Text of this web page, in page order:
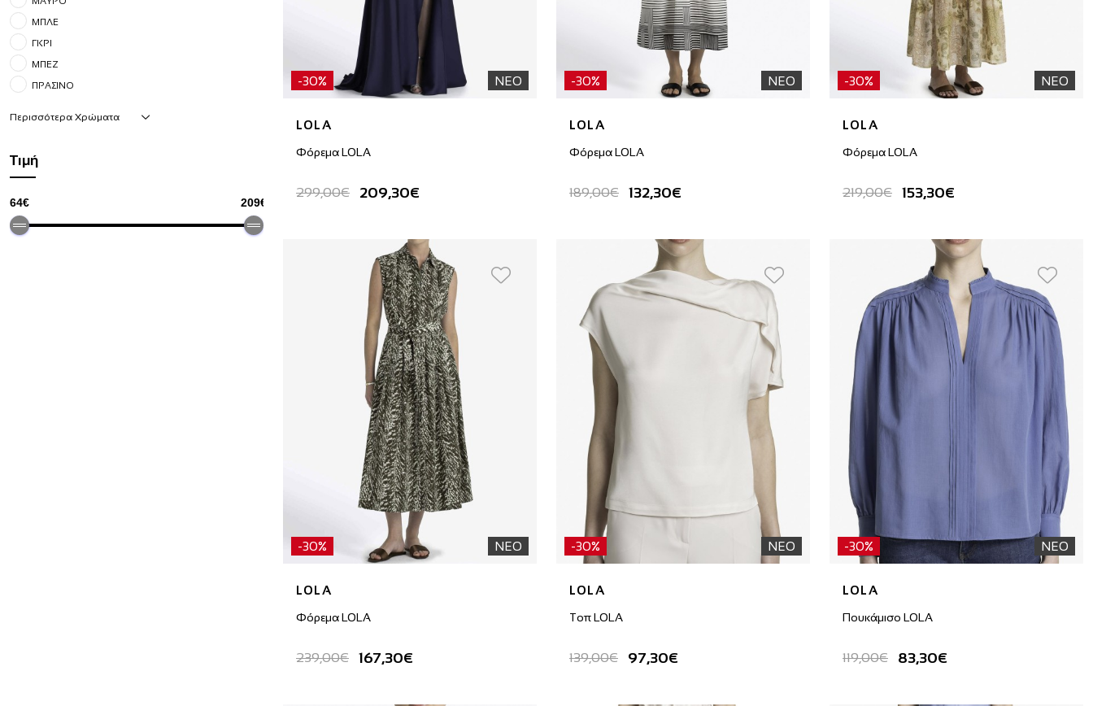
Τιμή
64€ 209€
ΜΠΛΕ
ΓΚΡΙ
ΜΠΕΖ
ΠΡΑΣΙΝΟ
Περισσότερα Χρώματα
ΝΕΟ
-30%
LOLA
Φόρεμα LOLA
299,00€ 209,30€
ΝΕΟ
-30%
LOLA
Φόρεμα LOLA
189,00€ 132,30€
ΝΕΟ
-30%
LOLA
Φόρεμα LOLA
219,00€ 153,30€
ΝΕΟ
-30%
LOLA
Φόρεμα LOLA
239,00€ 167,30€
ΝΕΟ
-30%
LOLA
Τοπ LOLA
139,00€ 97,30€
ΝΕΟ
-30%
LOLA
Πουκάμισο LOLA
119,00€ 83,30€